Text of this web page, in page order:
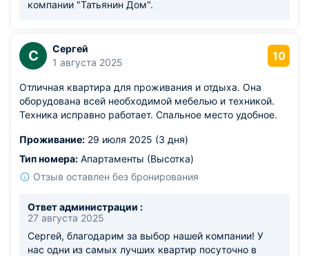
компании "Татьянин Дом".
С
Сергей
1 августа 2025
10
Отличная квартира для проживания и отдыха. Она
оборудована всей необходимой мебелью и техникой.
Техника исправно работает. Спальное место удобное.
Проживание: 29 июля 2025 (3 дня)
Тип номера: Апартаменты (Высотка)
Отзыв оставлен без бронирования
Ответ администрации :
27 августа 2025
Сергей, благодарим за выбор нашей компании! У
нас одни из самых лучших квартир посуточно в